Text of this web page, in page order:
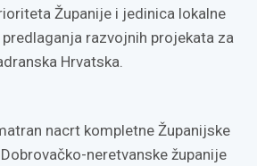
Županije i jedinica lokalne
razvojnih projekata za
Hrvatska.
nacrt kompletne Županijske
neretvanske županije